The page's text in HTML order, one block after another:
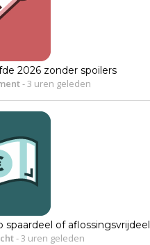
2026 zonder spoilers
-3 uren geleden
spaardeel of aflossingsvrijdeel
-3 uren geleden